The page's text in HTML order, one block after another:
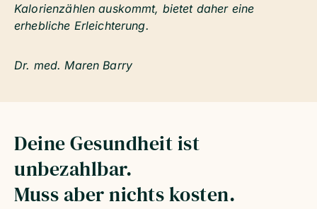
Kalorienzählen auskommt, bietet daher eine
erhebliche Erleichterung.
Dr. med. Maren Barry
Deine Gesundheit ist
unbezahlbar.
Muss aber nichts kosten.